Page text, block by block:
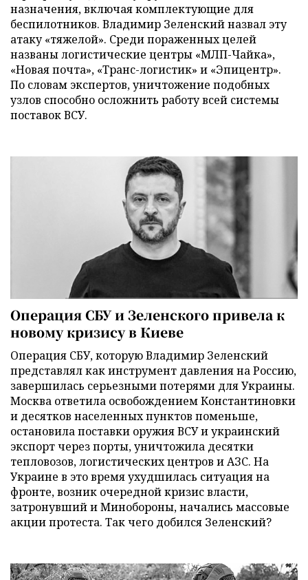
назначения, включая комплектующие для
беспилотников. Владимир Зеленский назвал эту
атаку «тяжелой». Среди пораженных целей
названы логистические центры «МЛП-Чайка»,
«Новая почта», «Транс-логистик» и «Эпицентр».
По словам экспертов, уничтожение подобных
узлов способно осложнить работу всей системы
поставок ВСУ.
Операция СБУ и Зеленского привела к
новому кризису в Киеве
Операция СБУ, которую Владимир Зеленский
представлял как инструмент давления на Россию,
завершилась серьезными потерями для Украины.
Москва ответила освобождением Константиновки
и десятков населенных пунктов поменьше,
остановила поставки оружия ВСУ и украинский
экспорт через порты, уничтожила десятки
тепловозов, логистических центров и АЗС. На
Украине в это время ухудшилась ситуация на
фронте, возник очередной кризис власти,
затронувший и Минобороны, начались массовые
акции протеста. Так чего добился Зеленский?